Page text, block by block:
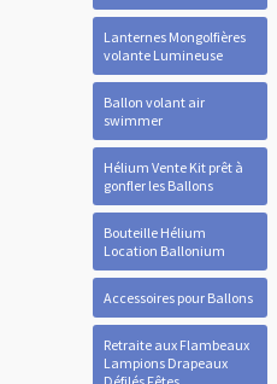
Lanternes Mongolfières
volante Lumineuse
Ballon volant air
swimmer
Hélium Vente Kit prêt à
gonfler les Ballons
Bouteille Hélium
Location Ballonium
Accessoires pour Ballons
Retraite aux Flambeaux
Lampions Drapeaux